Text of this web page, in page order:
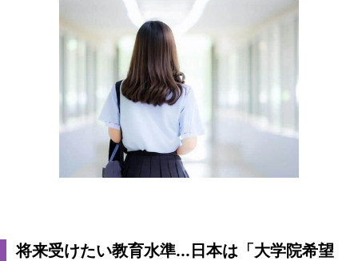
将来受けたい教育水準...日本は「大学院希望